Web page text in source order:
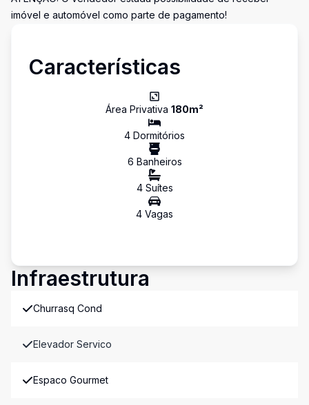
imóvel e automóvel como parte de pagamento!
Características
Área Privativa 180m²
4 Dormitórios
6 Banheiros
4Suítes
4 Vagas
Infraestrutura
Churrasq Cond
Elevador Servico
Espaco Gourmet